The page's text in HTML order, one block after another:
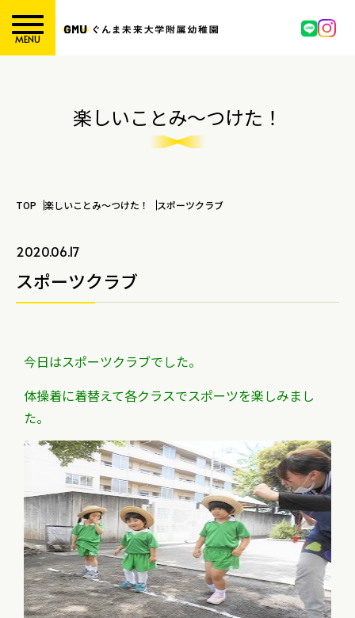
MENU
楽しいことみ～つけた！
TOP 楽しいことみ～つけた！ スポーツクラブ
2020.06.17
スポーツクラブ
今日はスポーツクラブでした。
体操着に着替えて各クラスでスポーツを楽しみまし
た。